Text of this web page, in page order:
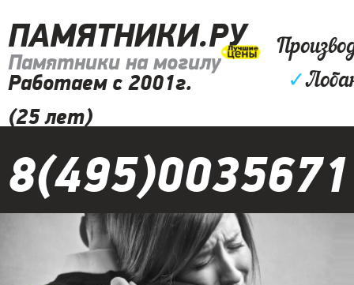
ПАМЯТНИКИ.РУ
Памятники на могилу
Работаем с 2001г.
(25 лет)
✓
8(495)0035671